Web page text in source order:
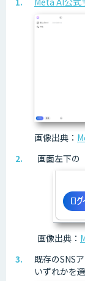
画像出典：
画面左下の
画像出典：
既存のSNS
いずれかを